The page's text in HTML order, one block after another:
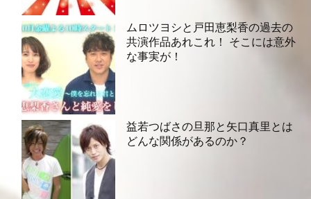
ムロツヨシと戸田恵梨香の過去の
共演作品あれこれ！ そこには意外
な事実が！
益若つばさの旦那と矢口真里とは
どんな関係があるのか？